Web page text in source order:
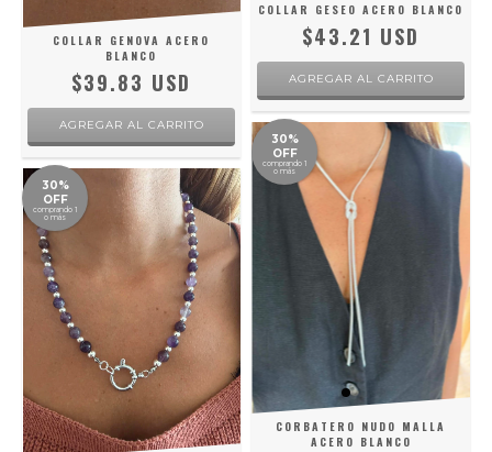
COLLAR GENOVA ACERO
BLANCO
$39.83 USD
COLLAR GESEO ACERO BLANCO
$43.21 USD
30%
OFF
comprando 1
o más
30%
OFF
comprando 1
o más
CORBATERO NUDO MALLA
ACERO BLANCO